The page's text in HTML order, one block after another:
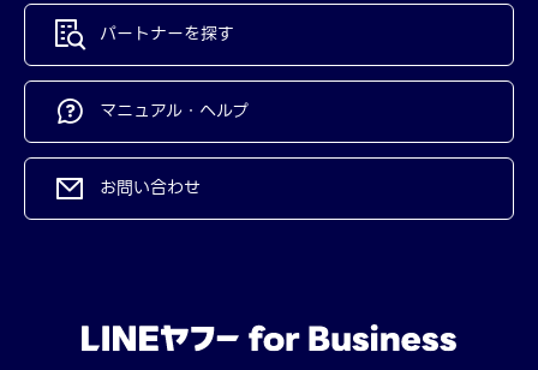
パートナーを探す
マニュアル・ヘルプ
お問い合わせ